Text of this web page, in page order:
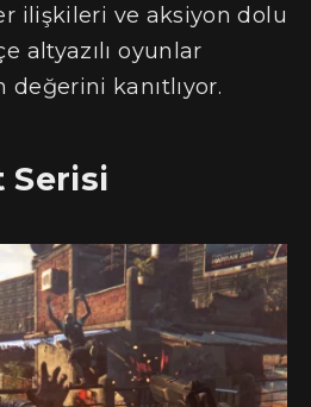
ilişkileri ve aksiyon dolu
altyazılı oyunlar
değerini kanıtlıyor.
Serisi